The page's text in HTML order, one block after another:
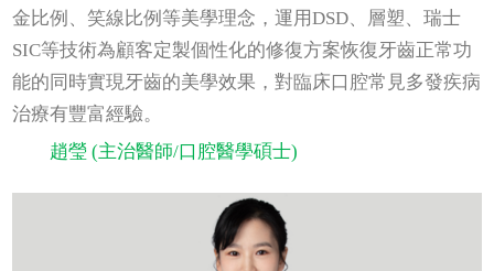
金比例、笑線比例等美學理念，運用DSD、層塑、瑞士
SIC等技術為顧客定製個性化的修復方案恢復牙齒正常功
能的同時實現牙齒的美學效果，對臨床口腔常見多發疾病
治療有豐富經驗。
趙瑩 (主治醫師/口腔醫學碩士)